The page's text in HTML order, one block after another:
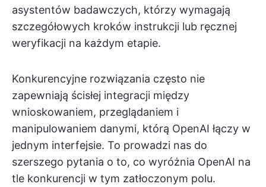
asystentów badawczych, którzy wymagają
szczegółowych kroków instrukcji lub ręcznej
weryfikacji na każdym etapie.
Konkurencyjne rozwiązania często nie
zapewniają ścisłej integracji między
wnioskowaniem, przeglądaniem i
manipulowaniem danymi, którą OpenAI łączy w
jednym interfejsie. To prowadzi nas do
szerszego pytania o to, co wyróżnia OpenAI na
tle konkurencji w tym zatłoczonym polu.